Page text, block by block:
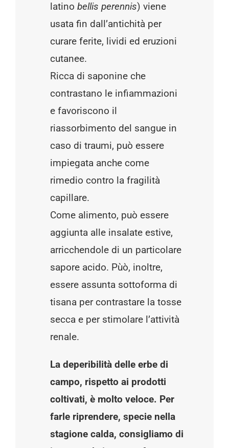
latino bellis perennis) viene
usata fin dall’antichità per
curare ferite, lividi ed eruzioni
cutanee.
Ricca di saponine che
contrastano le infiammazioni
e favoriscono il
riassorbimento del sangue in
caso di traumi, può essere
impiegata anche come
rimedio contro la fragilità
capillare.
Come alimento, può essere
aggiunta alle insalate estive,
arricchendole di un particolare
sapore acido. Pùò, inoltre,
essere assunta sottoforma di
tisana per contrastare la tosse
secca e per stimolare l’attività
renale.
La deperibilità delle erbe di
campo, rispetto ai prodotti
coltivati, è molto veloce. Per
farle riprendere, specie nella
stagione calda, consigliamo di